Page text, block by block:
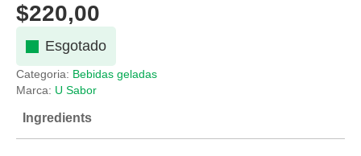
$220,00
Esgotado
Categoria: Bebidas geladas
Marca: U Sabor
Ingredients